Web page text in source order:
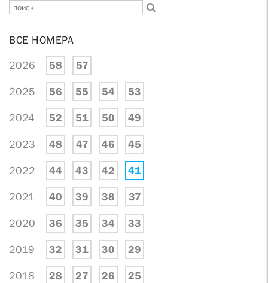
ВСЕ НОМЕРА
2026 58 57
2025 56 55 54 53
2024 52 51 50 49
2023 48 47 46 45
2022 44 43 42 41
2021 40 39 38 37
2020 36 35 34 33
2019 32 31 30 29
2018 28 27 26 25